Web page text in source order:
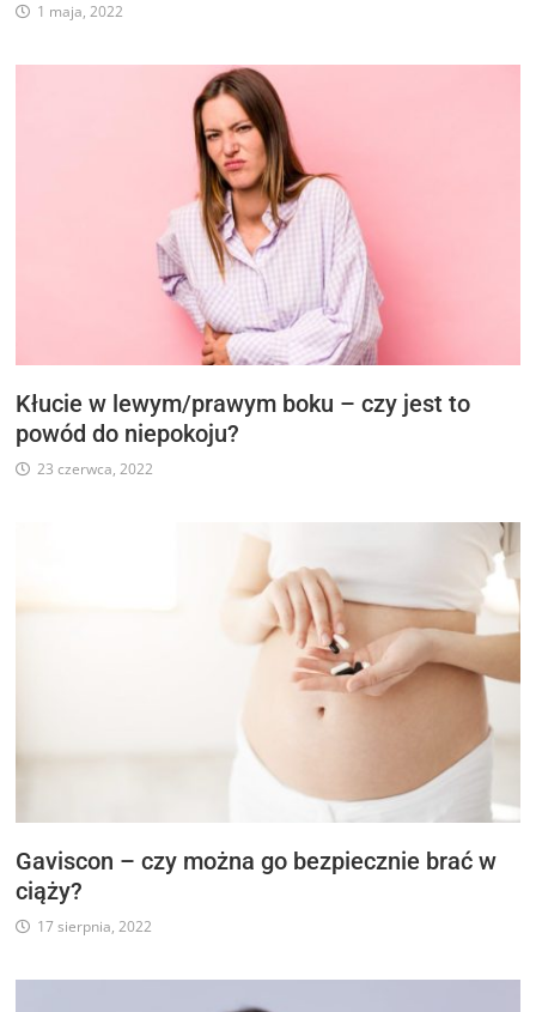
1 maja, 2022
Kłucie w lewym/prawym boku – czy jest to
powód do niepokoju?
23 czerwca, 2022
Gaviscon – czy można go bezpiecznie brać w
ciąży?
17 sierpnia, 2022